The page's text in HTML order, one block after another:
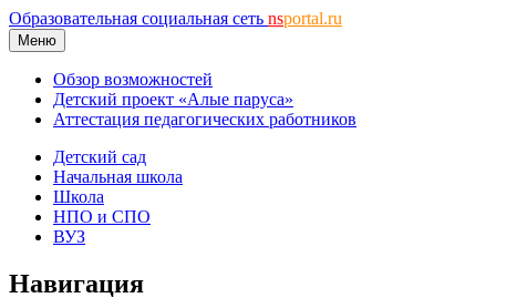
Образовательная социальная сеть nsportal.ru
Меню
Обзор возможностей
Детский проект «Алые паруса»
Аттестация педагогических работников
Детский сад
Начальная школа
Школа
НПО и СПО
ВУЗ
Навигация